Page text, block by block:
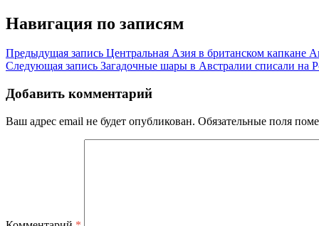
Навигация по записям
Предыдущая запись Центральная Азия в британском капкане
Следующая запись Загадочные шары в Австралии списали на
Добавить комментарий
Ваш адрес email не будет опубликован. Обязательные поля